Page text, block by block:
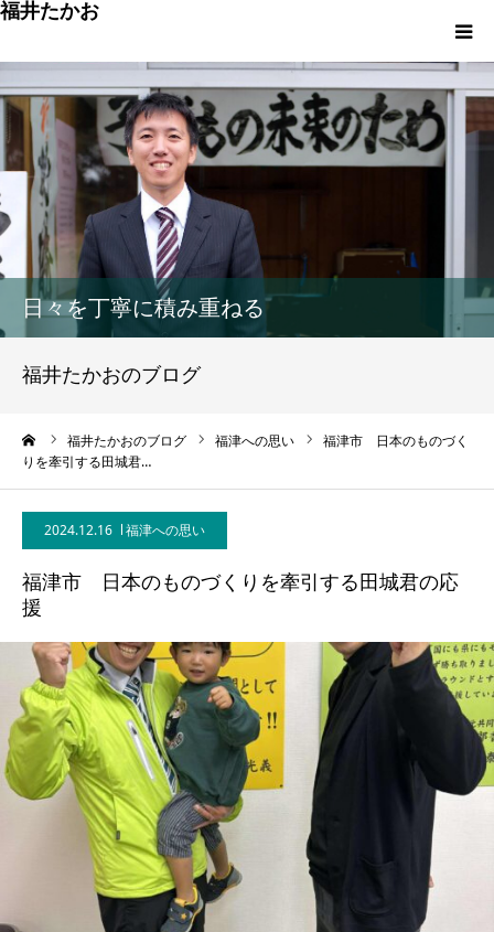
福井たかお
日々を丁寧に積み重ねる
福井たかおのブログ
福井たかおのブログ 福津への思い
福津市 日本のものづく
りを牽引する田城君…
2024.12.16 福津への思い
福津市 日本のものづくりを牽引する田城君の応
援
福津への想いと実績
重点政策と市役所活性化策
プロフィール
市政方針ーまちの未来を再設計ー